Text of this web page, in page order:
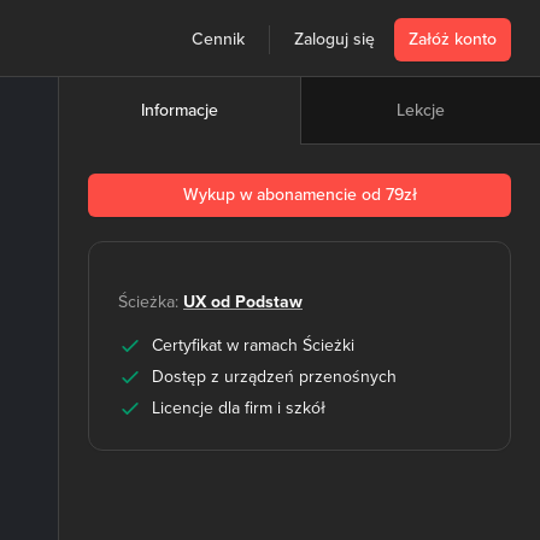
Cennik Zaloguj się Załóż konto
Informacje Lekcje
Wykup w abonamencie od 79zł
Ścieżka: UX od Podstaw
Certyfikat w ramach Ścieżki
Dostęp z urządzeń przenośnych
Licencje dla firm i szkół